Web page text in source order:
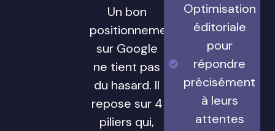
Un bon
positionnement
sur Google
ne tient pas
du hasard. Il
repose sur 4
piliers qui,
Optimisation
éditoriale
pour
répondre
précisément
à leurs
attentes